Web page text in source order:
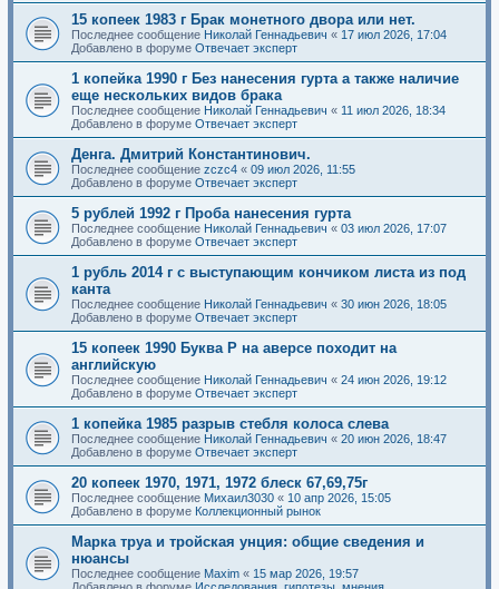
15 копеек 1983 г Брак монетного двора или нет.
Последнее сообщение Николай Геннадьевич « 17 июл 2026, 17:04
Добавлено в форуме Отвечает эксперт
1 копейка 1990 г Без нанесения гурта а также наличие
еще нескольких видов брака
Последнее сообщение Николай Геннадьевич « 11 июл 2026, 18:34
Добавлено в форуме Отвечает эксперт
Денга. Дмитрий Константинович.
Последнее сообщение zczc4 « 09 июл 2026, 11:55
Добавлено в форуме Отвечает эксперт
5 рублей 1992 г Проба нанесения гурта
Последнее сообщение Николай Геннадьевич « 03 июл 2026, 17:07
Добавлено в форуме Отвечает эксперт
1 рубль 2014 г с выступающим кончиком листа из под
канта
Последнее сообщение Николай Геннадьевич « 30 июн 2026, 18:05
Добавлено в форуме Отвечает эксперт
15 копеек 1990 Буква Р на аверсе походит на
английскую
Последнее сообщение Николай Геннадьевич « 24 июн 2026, 19:12
Добавлено в форуме Отвечает эксперт
1 копейка 1985 разрыв стебля колоса слева
Последнее сообщение Николай Геннадьевич « 20 июн 2026, 18:47
Добавлено в форуме Отвечает эксперт
20 копеек 1970, 1971, 1972 блеск 67,69,75г
Последнее сообщение Михаил3030 « 10 апр 2026, 15:05
Добавлено в форуме Коллекционный рынок
Марка труа и тройская унция: общие сведения и
нюансы
Последнее сообщение Maxim « 15 мар 2026, 19:57
Добавлено в форуме Исследования, гипотезы, мнения...